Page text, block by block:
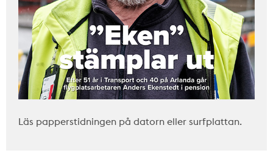
Läs papperstidningen på datorn eller surfplattan.